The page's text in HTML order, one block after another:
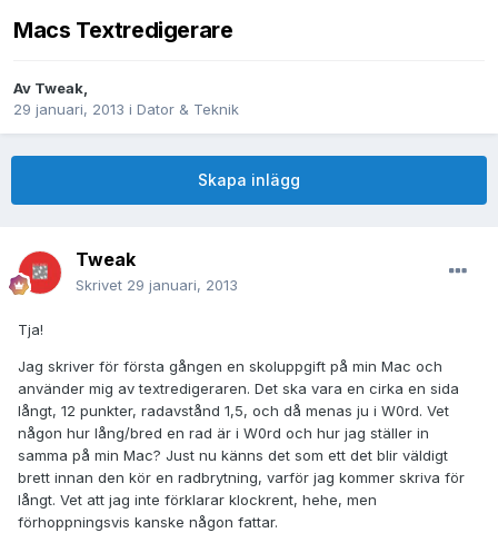
Macs Textredigerare
Av Tweak,
29 januari, 2013 i Dator & Teknik
Skapa inlägg
Tweak
Skrivet 29 januari, 2013
Tja!
Jag skriver för första gången en skoluppgift på min Mac och
använder mig av textredigeraren. Det ska vara en cirka en sida
långt, 12 punkter, radavstånd 1,5, och då menas ju i W0rd. Vet
någon hur lång/bred en rad är i W0rd och hur jag ställer in
samma på min Mac? Just nu känns det som ett det blir väldigt
brett innan den kör en radbrytning, varför jag kommer skriva för
långt. Vet att jag inte förklarar klockrent, hehe, men
förhoppningsvis kanske någon fattar.